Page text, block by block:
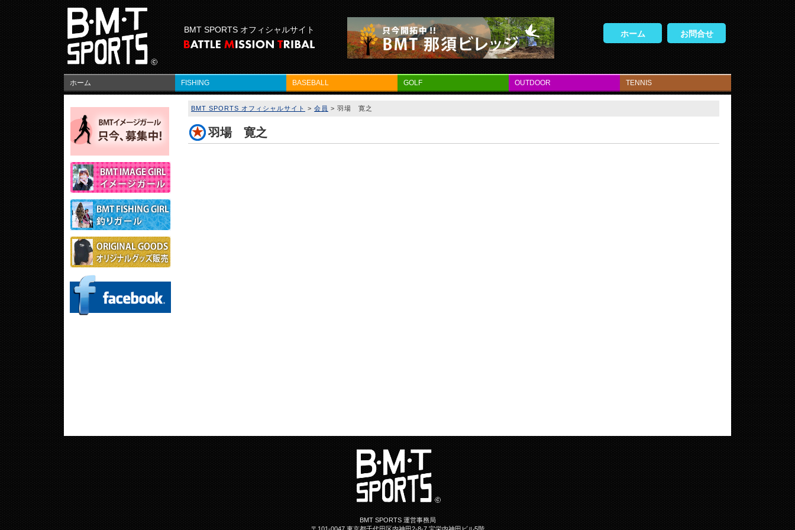
BMT SPORTS オフィシャルサイト ホーム お問合せ
ホーム FISHING BASEBALL GOLF OUTDOOR TENNIS
BMT SPORTS オフィシャルサイト > 会員 > 羽場 寛之
羽場 寛之
BMT SPORTS 運営事務局